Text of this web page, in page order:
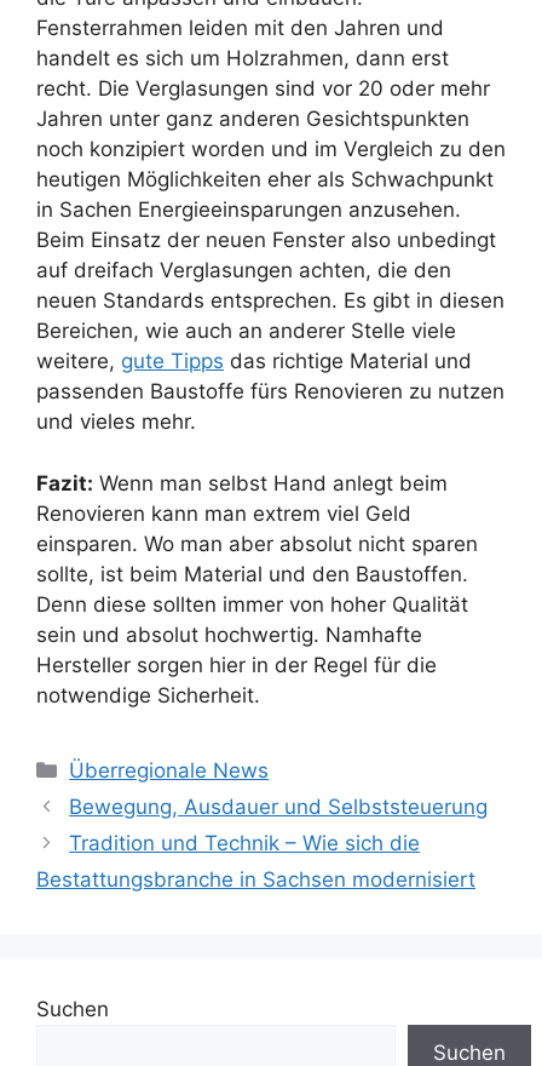
Fensterrahmen leiden mit den Jahren und
handelt es sich um Holzrahmen, dann erst
recht. Die Verglasungen sind vor 20 oder mehr
Jahren unter ganz anderen Gesichtspunkten
noch konzipiert worden und im Vergleich zu den
heutigen Möglichkeiten eher als Schwachpunkt
in Sachen Energieeinsparungen anzusehen.
Beim Einsatz der neuen Fenster also unbedingt
auf dreifach Verglasungen achten, die den
neuen Standards entsprechen. Es gibt in diesen
Bereichen, wie auch an anderer Stelle viele
weitere, gute Tipps das richtige Material und
passenden Baustoffe fürs Renovieren zu nutzen
und vieles mehr.
Fazit: Wenn man selbst Hand anlegt beim
Renovieren kann man extrem viel Geld
einsparen. Wo man aber absolut nicht sparen
sollte, ist beim Material und den Baustoffen.
Denn diese sollten immer von hoher Qualität
sein und absolut hochwertig. Namhafte
Hersteller sorgen hier in der Regel für die
notwendige Sicherheit.
Kategorien
Überregionale News
Bewegung, Ausdauer und Selbststeuerung
Tradition und Technik – Wie sich die
Bestattungsbranche in Sachsen modernisiert
Suchen
Suchen